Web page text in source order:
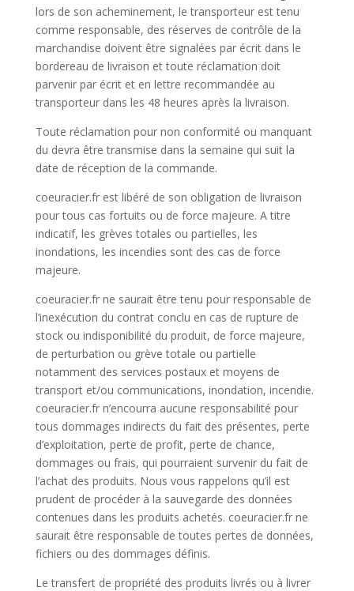
lors de son acheminement, le transporteur est tenu
comme responsable, des réserves de contrôle de la
marchandise doivent être signalées par écrit dans le
bordereau de livraison et toute réclamation doit
parvenir par écrit et en lettre recommandée au
transporteur dans les 48 heures après la livraison.
Toute réclamation pour non conformité ou manquant
du devra être transmise dans la semaine qui suit la
date de réception de la commande.
coeuracier.fr est libéré de son obligation de livraison
pour tous cas fortuits ou de force majeure. A titre
indicatif, les grèves totales ou partielles, les
inondations, les incendies sont des cas de force
majeure.
coeuracier.fr ne saurait être tenu pour responsable de
l’inexécution du contrat conclu en cas de rupture de
stock ou indisponibilité du produit, de force majeure,
de perturbation ou grève totale ou partielle
notamment des services postaux et moyens de
transport et/ou communications, inondation, incendie.
coeuracier.fr n’encourra aucune responsabilité pour
tous dommages indirects du fait des présentes, perte
d’exploitation, perte de profit, perte de chance,
dommages ou frais, qui pourraient survenir du fait de
l’achat des produits. Nous vous rappelons qu’il est
prudent de procéder à la sauvegarde des données
contenues dans les produits achetés. coeuracier.fr ne
saurait être responsable de toutes pertes de données,
fichiers ou des dommages définis.
Le transfert de propriété des produits livrés ou à livrer